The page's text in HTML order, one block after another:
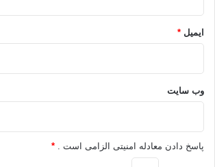
با چنین درکی از اسلام، «حسن البنّاء» مقرر می دارد:
هرگز مردم، حتی یک ساعت در روز آنان را «حزبی»
در جای دیگری نیز بر همین معنی تأکید کرده و می گوید:
«اینکه ما «سیاسی» هستیم به این معنی است که به
ایمیل *
وب‌ سایت
پاسخ دادن معادله امنیتی الزامی است . *